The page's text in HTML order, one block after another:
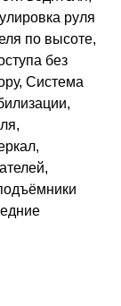
руля
по высоте,
без
Система